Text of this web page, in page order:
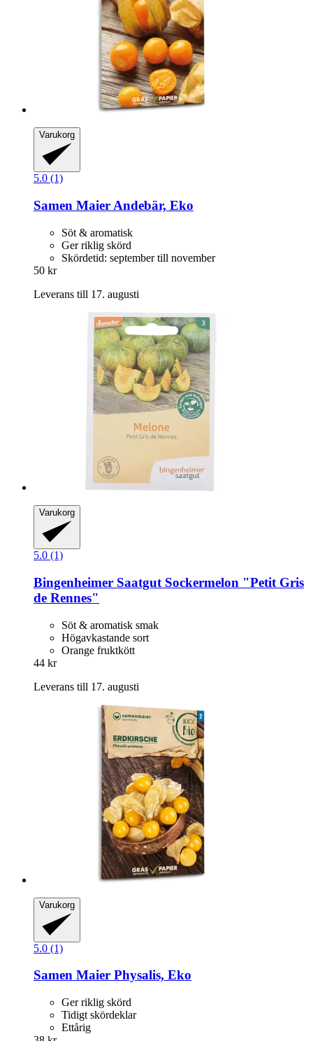
Varukorg
5.0 (1)
Samen Maier Andebär, Eko
Söt & aromatisk
Ger riklig skörd
Skördetid: september till november
50 kr
Leverans till 17. augusti
Varukorg
5.0 (1)
Bingenheimer Saatgut Sockermelon "Petit Gris
de Rennes"
Söt & aromatisk smak
Högavkastande sort
Orange fruktkött
44 kr
Leverans till 17. augusti
Varukorg
5.0 (1)
Samen Maier Physalis, Eko
Ger riklig skörd
Tidigt skördeklar
Ettårig